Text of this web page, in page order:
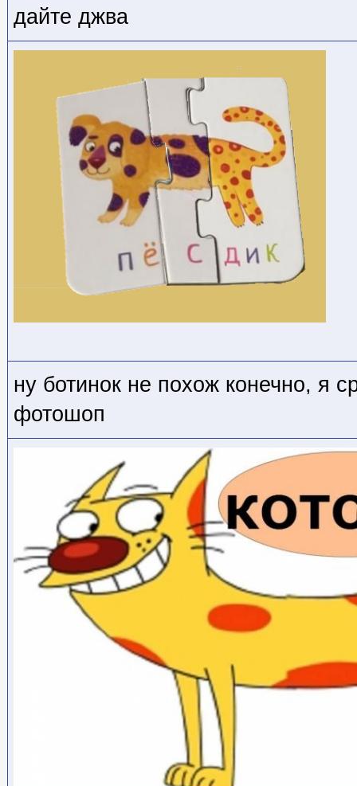
дайте джва
ну ботинок не похож конечно, я
фотошоп